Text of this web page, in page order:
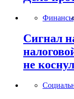
Сигнал
не